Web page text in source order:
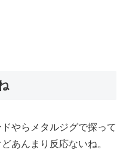
やらメタルジグで探って
あんまり反応ないね。